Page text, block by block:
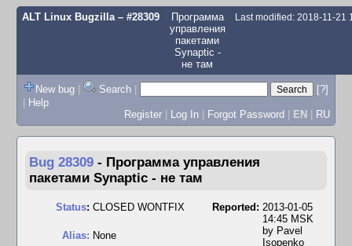
ALT Linux Bugzilla– #28309
Программа
управления
пакетами
Synaptic -
не там
Last modified: 2018-11-21
New bug | Search |
[?]
| Help
Register | Log In | Forgot Password | EN | RU
Bug 28309 - Программа управления
пакетами Synaptic - не там
Status: CLOSED WONTFIX
Alias: None
Reported: 2013-01-05
14:45 MSK
by Pavel
Isopenko